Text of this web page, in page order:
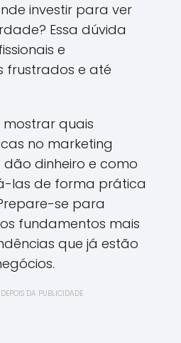
investir para ver
Essa dúvida
e
frustrados e até
mostrar quais
no marketing
dinheiro e como
las de forma prática
se para
fundamentos mais
que já estão
DA PUBLICIDADE